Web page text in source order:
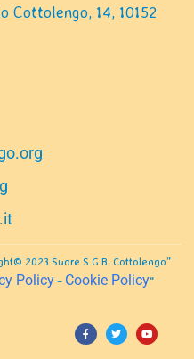
Cottolengo, 14, 10152
2023 Suore S.G.B. Cottolengo”
Policy – Cookie Policy“